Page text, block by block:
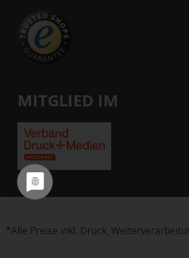
MITGLIED IM
*Alle Preise inkl. Druck,